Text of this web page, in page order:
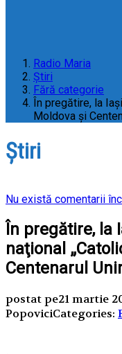
Radio Maria
Ştiri
Fără categorie
În pregătire, la
Moldova şi
Ştiri
Nu există comentarii
În pregătire, la
naţional
Centenarul
postat pe21 martie
PopoviciCategories: